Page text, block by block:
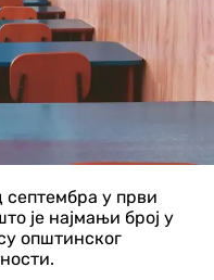
у први
је најмањи број у
општинског